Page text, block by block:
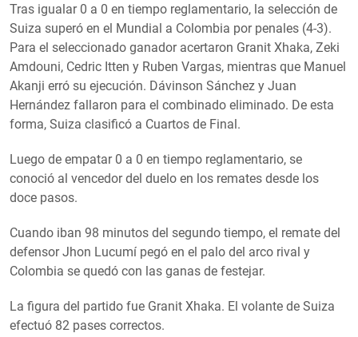
Tras igualar 0 a 0 en tiempo reglamentario, la selección de
Suiza superó en el Mundial a Colombia por penales (4-3).
Para el seleccionado ganador acertaron Granit Xhaka, Zeki
Amdouni, Cedric Itten y Ruben Vargas, mientras que Manuel
Akanji erró su ejecución. Dávinson Sánchez y Juan
Hernández fallaron para el combinado eliminado. De esta
forma, Suiza clasificó a Cuartos de Final.
Luego de empatar 0 a 0 en tiempo reglamentario, se
conoció al vencedor del duelo en los remates desde los
doce pasos.
Cuando iban 98 minutos del segundo tiempo, el remate del
defensor Jhon Lucumí pegó en el palo del arco rival y
Colombia se quedó con las ganas de festejar.
La figura del partido fue Granit Xhaka. El volante de Suiza
efectuó 82 pases correctos.